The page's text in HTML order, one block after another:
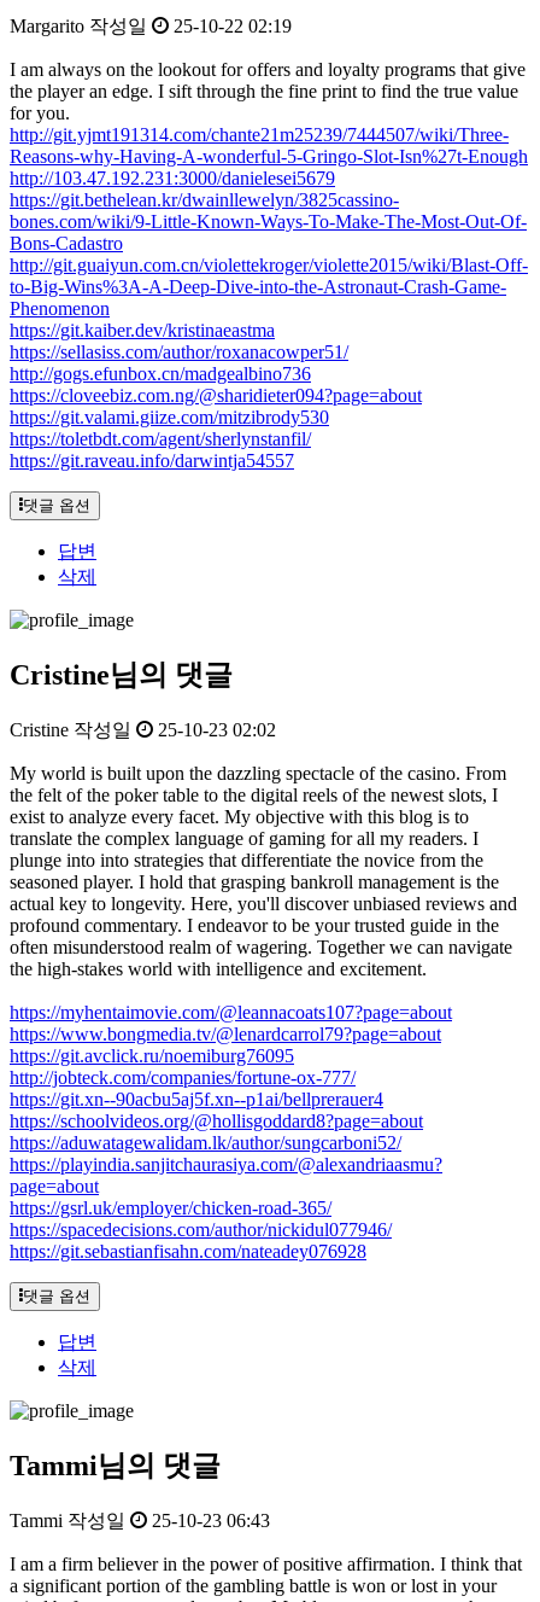
Margarito 작성일 25-10-22 02:19
I am always on the lookout for offers and loyalty programs that give
the player an edge. I sift through the fine print to find the true value
for you.
http://git.yjmt191314.com/chante21m25239/7444507/wiki/Three-
Reasons-why-Having-A-wonderful-5-Gringo-Slot-Isn%27t-Enough
http://103.47.192.231:3000/danielesei5679
https://git.bethelean.kr/dwainllewelyn/3825cassino-
bones.com/wiki/9-Little-Known-Ways-To-Make-The-Most-Out-Of-
Bons-Cadastro
http://git.guaiyun.com.cn/violettekroger/violette2015/wiki/Blast-Off-
to-Big-Wins%3A-A-Deep-Dive-into-the-Astronaut-Crash-Game-
Phenomenon
https://git.kaiber.dev/kristinaeastma
https://sellasiss.com/author/roxanacowper51/
http://gogs.efunbox.cn/madgealbino736
https://cloveebiz.com.ng/@sharidieter094?page=about
https://git.valami.giize.com/mitzibrody530
https://toletbdt.com/agent/sherlynstanfil/
https://git.raveau.info/darwintja54557
댓글 옵션
답변
삭제
Cristine님의 댓글
Cristine 작성일 25-10-23 02:02
My world is built upon the dazzling spectacle of the casino. From
the felt of the poker table to the digital reels of the newest slots, I
exist to analyze every facet. My objective with this blog is to
translate the complex language of gaming for all my readers. I
plunge into into strategies that differentiate the novice from the
seasoned player. I hold that grasping bankroll management is the
actual key to longevity. Here, you'll discover unbiased reviews and
profound commentary. I endeavor to be your trusted guide in the
often misunderstood realm of wagering. Together we can navigate
the high-stakes world with intelligence and excitement.
https://myhentaimovie.com/@leannacoats107?page=about
https://www.bongmedia.tv/@lenardcarrol79?page=about
https://git.avclick.ru/noemiburg76095
http://jobteck.com/companies/fortune-ox-777/
https://git.xn--90acbu5aj5f.xn--p1ai/bellprerauer4
https://schoolvideos.org/@hollisgoddard8?page=about
https://aduwatagewalidam.lk/author/sungcarboni52/
https://playindia.sanjitchaurasiya.com/@alexandriaasmu?
page=about
https://gsrl.uk/employer/chicken-road-365/
https://spacedecisions.com/author/nickidul077946/
https://git.sebastianfisahn.com/nateadey076928
댓글 옵션
답변
삭제
Tammi님의 댓글
Tammi 작성일 25-10-23 06:43
I am a firm believer in the power of positive affirmation. I think that
a significant portion of the gambling battle is won or lost in your